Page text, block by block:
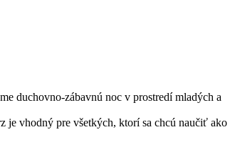
duchovno-zábavnú noc v prostredí mladých a
je vhodný pre všetkých, ktorí sa chcú naučiť ako